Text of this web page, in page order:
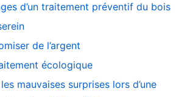
d’un traitement préventif du bois
de l’argent
écologique
mauvaises surprises lors d’une